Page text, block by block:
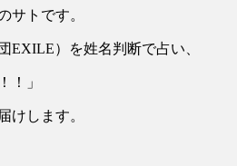
サトです。
EXILE）を姓名判断で占い、
！」
けします。